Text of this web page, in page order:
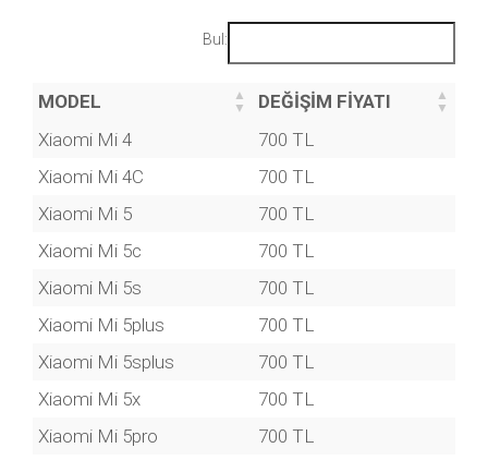
Bul:
MODEL
DEĞİŞİM FİYATI
Xiaomi Mi 4
700 TL
Xiaomi Mi 4C
700 TL
Xiaomi Mi 5
700 TL
Xiaomi Mi 5c
700 TL
Xiaomi Mi 5s
700 TL
Xiaomi Mi 5plus
700 TL
Xiaomi Mi 5splus
700 TL
Xiaomi Mi 5x
700 TL
Xiaomi Mi 5pro
700 TL